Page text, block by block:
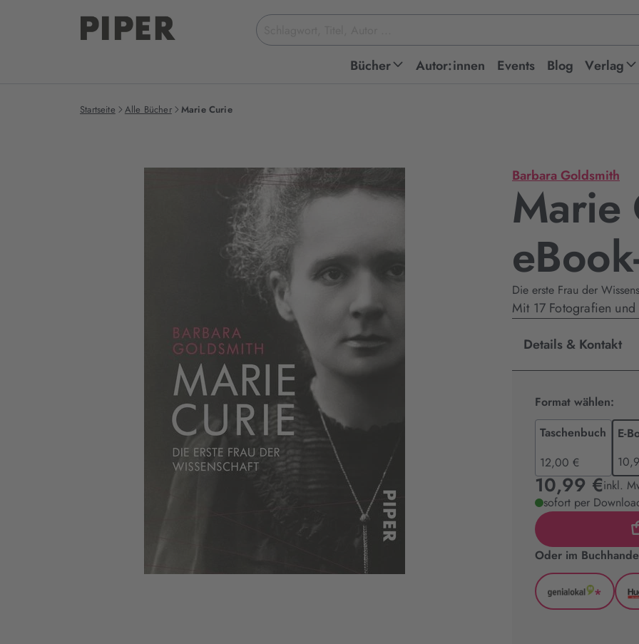
Suchbegriff
eingeben
Bücher Autor:innen Events Blog Verlag
Startseite Alle Bücher Marie Curie
Barbara Goldsmith
Marie
Die erste Frau der
Mit 17 Fotografien
Details & Kontakt
Format wählen:
Taschenbuch
12,00 €
E-
10,99 €inkl.
sofort per
Oder im
*